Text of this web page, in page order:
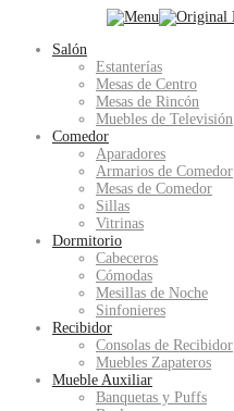
Salón
Estanterías
Mesas de Centro
Mesas de Rincón
Muebles de Televisión
Comedor
Aparadores
Armarios de Comedor
Mesas de Comedor
Sillas
Vitrinas
Dormitorio
Cabeceros
Cómodas
Mesillas de Noche
Sinfonieres
Recibidor
Consolas de Recibidor
Muebles Zapateros
Mueble Auxiliar
Banquetas y Puffs